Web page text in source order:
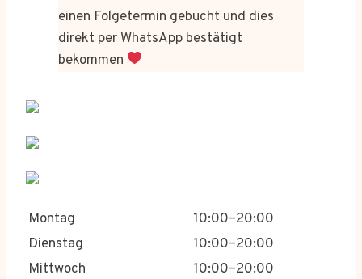
einen Folgetermin gebucht und dies
direkt per WhatsApp bestätigt
bekommen
Montag
10:00–20:00
Dienstag
10:00–20:00
Mittwoch
10:00–20:00